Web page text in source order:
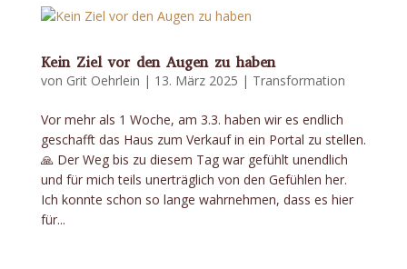
Kein Ziel vor den Augen zu haben
von Grit Oehrlein | 13. März 2025 | Transformation
Vor mehr als 1 Woche, am 3.3. haben wir es endlich
geschafft das Haus zum Verkauf in ein Portal zu stellen.
🙏 Der Weg bis zu diesem Tag war gefühlt unendlich
und für mich teils unerträglich von den Gefühlen her.
Ich konnte schon so lange wahrnehmen, dass es hier
für...